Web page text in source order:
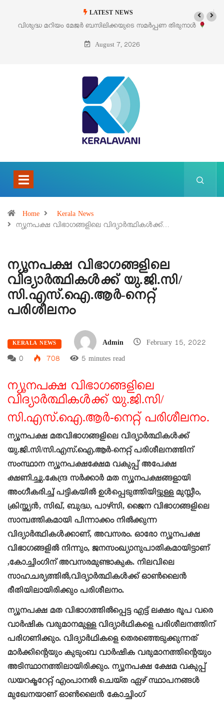
LATEST NEWS
‘പെറ്റൽസ്’ ലൈഫ് സ്റ്റൈൽ എക്സിബിഷനും സെയിലും ഓഗസ്റ്റ് 8-ന്
പെരുമാനൂരിൽ
August 7, 2026
Home
Kerala News
ന്യൂനപക്ഷ വിഭാഗങ്ങളിലെ വിദ്യാർത്ഥികൾക്ക്…
ന്യൂനപക്ഷ വിഭാഗങ്ങളിലെ
വിദ്യാർത്ഥികൾക്ക് യു.ജി.സി/
സി.എസ്.ഐ.ആർ-നെറ്റ്
പരിശീലനം
KERALA NEWS Admin
February 15, 2022
0
708 5 minutes read
ന്യൂനപക്ഷ വിഭാഗങ്ങളിലെ
വിദ്യാർത്ഥികൾക്ക് യു.ജി.സി/
സി.എസ്.ഐ.ആർ-നെറ്റ് പരിശീലനം.
ന്യൂനപക്ഷ മതവിഭാഗങ്ങളിലെ വിദ്യാർത്ഥികൾക്ക്
യു.ജി.സി/സി.എസ്.ഐ.ആർ-നെറ്റ് പരിശീലനത്തിന്
സംസ്ഥാന ന്യൂനപക്ഷക്ഷേമ വകുപ്പ് അപേക്ഷ
ക്ഷണിച്ചു.കേന്ദ്ര സർക്കാർ മത ന്യൂനപക്ഷങ്ങളായി
അംഗീകരിച്ച് പട്ടികയിൽ ഉൾപ്പെടുത്തിയിട്ടുളള മുസ്ലീം,
ക്രിസ്ത്യൻ, സിഖ്, ബുദ്ധ, പാഴ്‌സി, ജൈന വിഭാഗങ്ങളിലെ
സാമ്പത്തികമായി പിന്നാക്കം നിൽക്കുന്ന
വിദ്യാർത്ഥികൾക്കാണ്, അവസരം. ഓരോ ന്യൂനപക്ഷ
വിഭാഗങ്ങളിൽ നിന്നും, ജനസംഖ്യാനുപാതികമായിട്ടാണ്
,കോച്ചിംഗിന് അവസരമുണ്ടാകുക. നിലവിലെ
സാഹചര്യത്തിൽ,വിദ്യാർത്ഥികൾക്ക് ഓൺലൈൻ
രീതിയിലായിരിക്കും പരിശീലനം.
ന്യൂനപക്ഷ മത വിഭാഗത്തിൽപ്പെട്ട എട്ട് ലക്ഷം രൂപ വരെ
വാർഷിക വരുമാനമുളള വിദ്യാർഥികളെ പരിശീലനത്തിന്
പരിഗണിക്കും. വിദ്യാർഥികളെ തെരഞ്ഞെടുക്കുന്നത്
മാർക്കിന്റെയും കുടുംബ വാർഷിക വരുമാനത്തിന്റെയും
അടിസ്ഥാനത്തിലായിരിക്കും. ന്യൂനപക്ഷ ക്ഷേമ വകുപ്പ്
ഡയറക്ടറേറ്റ് എംപാനൽ ചെയ്ത ഏഴ് സ്ഥാപനങ്ങൾ
മുഖേനയാണ് ഓൺലൈൻ കോച്ചിംഗ്